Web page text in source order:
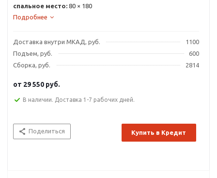
спальное место: 80 × 180
Подробнее
Доставка внутри МКАД, руб.
1100
Подъем, руб.
600
Сборка, руб.
2814
от 29 550 руб.
В наличии. Доставка 1-7 рабочих дней.
Поделиться Купить в Кредит